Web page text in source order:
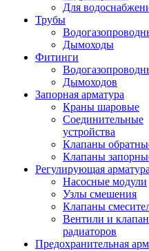
Для
Трубы
Дымоходы
Фитинги
Дымоходов
Запорная арматура
Краны шаровые
Соединительные
устройства
Клапаны
Клапаны
Регулирующая арматура
Насосные модули
Узлы смешения
Клапаны
Вентили и
радиаторов
Предохранительная